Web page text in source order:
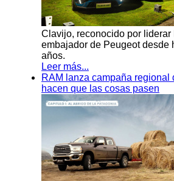
Clavijo, reconocido por liderar
embajador de Peugeot desde
años.
Leer más...
RAM lanza campaña regional
hacen que las cosas pasen